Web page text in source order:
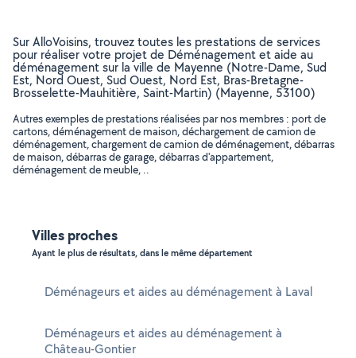
Sur AlloVoisins, trouvez toutes les prestations de services
pour réaliser votre projet de Déménagement et aide au
déménagement sur la ville de Mayenne (Notre-Dame, Sud
Est, Nord Ouest, Sud Ouest, Nord Est, Bras-Bretagne-
Brosselette-Mauhitière, Saint-Martin) (Mayenne, 53100)
Autres exemples de prestations réalisées par nos membres : port de
cartons, déménagement de maison, déchargement de camion de
déménagement, chargement de camion de déménagement, débarras
de maison, débarras de garage, débarras d'appartement,
déménagement de meuble, ..
Villes proches
Ayant le plus de résultats, dans le même département
Déménageurs et aides au déménagement à Laval
Déménageurs et aides au déménagement à
Château-Gontier